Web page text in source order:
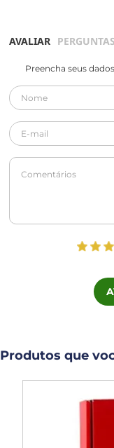
AVALIAR PERGUNTAS
Preencha seus
Produtos que